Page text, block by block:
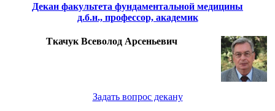
Декан факультета фундаментальной медицины
д.б.н., профессор, академик
Ткачук Всеволод Арсеньевич
Задать вопрос декану